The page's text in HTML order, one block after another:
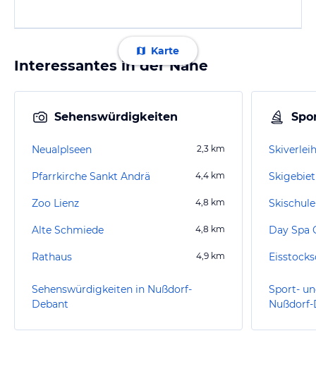
Karte
Interessantes in der Nähe
Sehenswürdigkeiten
Neualplseen 2,3 km
Pfarrkirche Sankt Andrä 4,4 km
Zoo Lienz 4,8 km
Alte Schmiede 4,8 km
Rathaus 4,9 km
Sehenswürdigkeiten in Nußdorf-
Debant
Day Spa
Sport-